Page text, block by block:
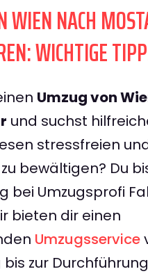
WIEN NACH
WICHTIGE
Umzug von
und suchst
stressfreien
bewältigen? Du
bei Umzugsprofi
bieten dir einen
Umzugsservice
zur